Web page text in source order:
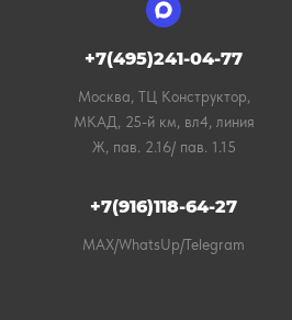
+7(495)241-04-77
Москва, ТЦ Конструктор,
МКАД, 25-й км, вл4, линия
Ж, пав. 2.16/ пав. 1.15
+7(916)118-64-27
MAX/WhatsUp/Telegram